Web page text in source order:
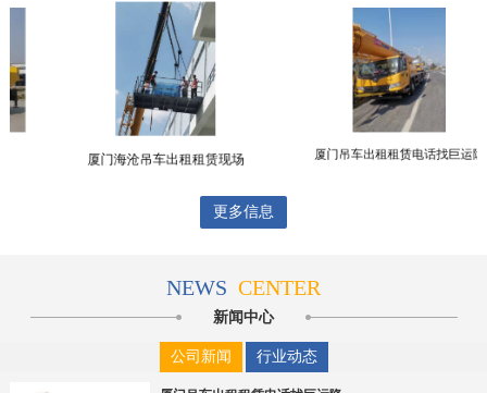
厦门海沧吊车出租租赁现场
厦门吊车出租租
更多信息
NEWS CENTER
新闻中心
公司新闻 行业动态